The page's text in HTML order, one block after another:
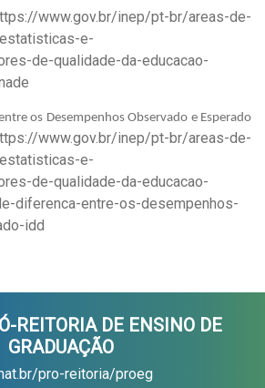
www.gov.br/inep/pt-br/areas-de-
e-
de-qualidade-da-educacao-
os Desempenhos Observado e Esperado
www.gov.br/inep/pt-br/areas-de-
e-
de-qualidade-da-educacao-
diferenca-entre-os-desempenhos-
idd
REITORIA DE ENSINO DE
GRADUAÇÃO
pro-reitoria/proeg